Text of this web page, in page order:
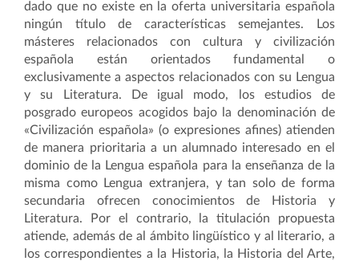
dado que no existe en la oferta universitaria española
ningún título de características semejantes. Los
másteres relacionados con cultura y civilización
española están orientados fundamental o
exclusivamente a aspectos relacionados con su Lengua
y su Literatura. De igual modo, los estudios de
posgrado europeos acogidos bajo la denominación de
«Civilización española» (o expresiones afines) atienden
de manera prioritaria a un alumnado interesado en el
dominio de la Lengua española para la enseñanza de la
misma como Lengua extranjera, y tan solo de forma
secundaria ofrecen conocimientos de Historia y
Literatura.
Por el contrario, la titulación propuesta
atiende, además de al ámbito lingüístico y al literario, a
los correspondientes a la Historia, la Historia del Arte,